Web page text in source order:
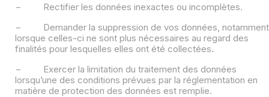
− Rectifier les données inexactes ou incomplètes.
− Demander la suppression de vos données, notamment
lorsque celles-ci ne sont plus nécessaires au regard des
finalités pour lesquelles elles ont été collectées.
− Exercer la limitation du traitement des données
lorsqu’une des conditions prévues par la réglementation en
matière de protection des données est remplie.